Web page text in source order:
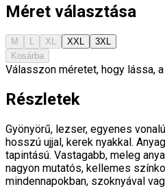
Méret választása
M L XL XXL
3XL
Kosárba
Válasszon méretet, hogy lássa,
Részletek
Gyönyörű, lezser, egyenes
hosszú ujjal, kerek nyakkal.
tapintású. Vastagabb, meleg
nagyon mutatós, kellemes
mindennapokban, szoknyával